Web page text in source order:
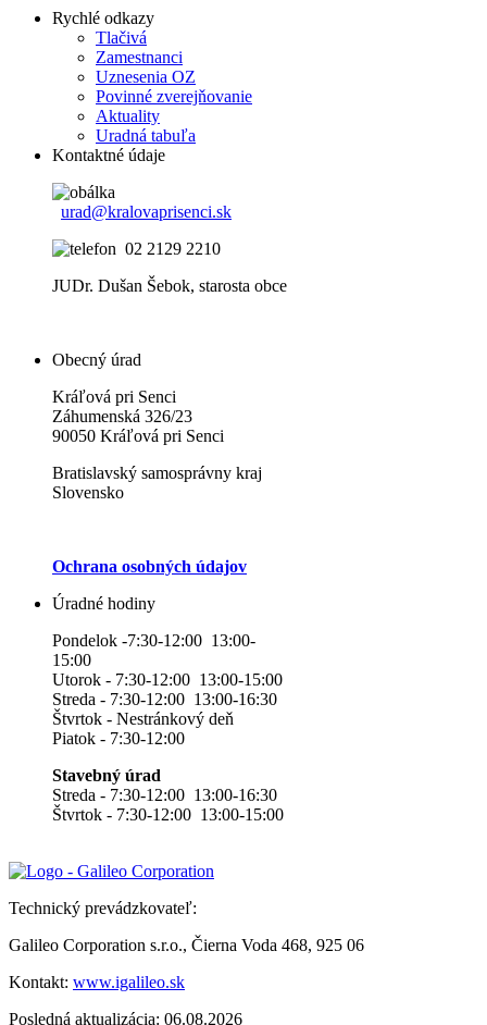
Rychlé odkazy
Tlačivá
Zamestnanci
Uznesenia OZ
Povinné zverejňovanie
Aktuality
Uradná tabuľa
Kontaktné údaje
urad@kralovaprisenci.sk
02 2129 2210
JUDr. Dušan Šebok, starosta obce
Obecný úrad
Kráľová pri Senci
Záhumenská 326/23
90050 Kráľová pri Senci
Bratislavský samosprávny kraj
Slovensko
Ochrana osobných údajov
Úradné hodiny
Pondelok -7:30-12:00 13:00-
15:00
Utorok - 7:30-12:00 13:00-15:00
Streda - 7:30-12:00 13:00-16:30
Štvrtok - Nestránkový deň
Piatok - 7:30-12:00
Stavebný úrad
Streda - 7:30-12:00 13:00-16:30
Štvrtok - 7:30-12:00 13:00-15:00
Technický prevádzkovateľ:
Galileo Corporation s.r.o., Čierna Voda 468, 925 06
Kontakt: www.igalileo.sk
Posledná aktualizácia: 06.08.2026